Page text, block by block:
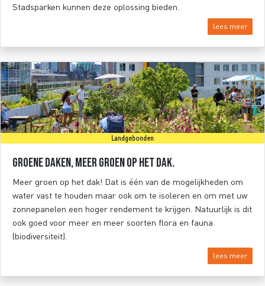
Stadsparken kunnen deze oplossing bieden.
lees meer
Landgebonden
Groene daken, meer groen op het dak.
Meer groen op het dak! Dat is één van de mogelijkheden om
water vast te houden maar ook om te isoleren en om met uw
zonnepanelen een hoger rendement te krijgen. Natuurlijk is dit
ook goed voor meer en meer soorten flora en fauna
(biodiversiteit).
lees meer